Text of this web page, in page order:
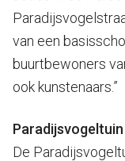
van een
buurtbewoners
ook kunstenaars.”
Paradijsvogeltuin
De